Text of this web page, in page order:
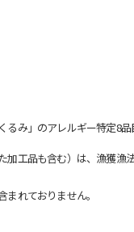
み」のアレルギー特定8品
工品も含む）は、漁獲
れておりません。